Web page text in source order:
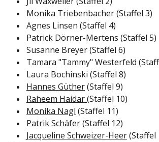
Monika Triebenbacher (Staffel 3)
Agnes Linsen (Staffel 4)
Patrick Dörner-Mertens (Staffel 5)
Susanne Breyer (Staffel 6)
Tamara "Tammy" Westerfeld
Laura Bochinski (Staffel 8)
Hannes Güther(Staffel 9)
Raheem Haidar(Staffel 10)
Monika Nagl (Staffel 11)
Patrik Schäfer(Staffel 12)
Jacqueline Schweizer-Heer(Staffel